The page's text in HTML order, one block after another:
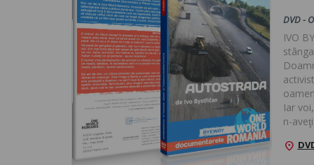
DVD -
IVO
Iar
n-
location_on